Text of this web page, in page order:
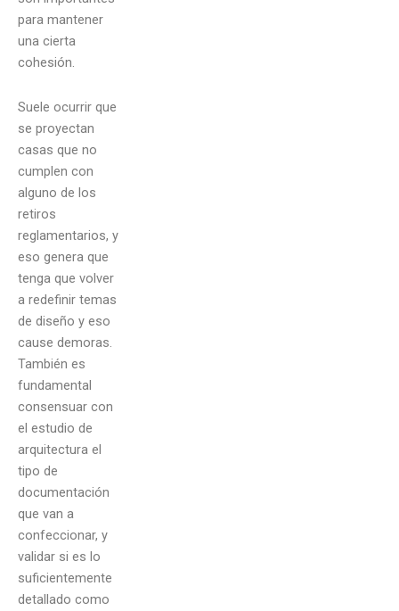
para mantener
una cierta
cohesión.
Suele ocurrir que
se proyectan
casas que no
cumplen con
alguno de los
retiros
reglamentarios, y
eso genera que
tenga que volver
a redefinir temas
de diseño y eso
cause demoras.
También es
fundamental
consensuar con
el estudio de
arquitectura el
tipo de
documentación
que van a
confeccionar, y
validar si es lo
suficientemente
detallado como